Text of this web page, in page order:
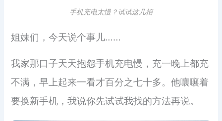
手机充电太慢？试试这几招
姐妹们，今天说个事儿……
我家那口子天天抱怨手机充电慢，充一晚上都充
不满，早上起来一看才百分之七十多。他嚷嚷着
要换新手机，我说你先试试我找的方法再说。